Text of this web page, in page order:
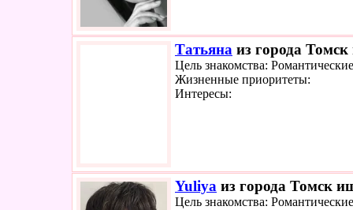
Татьяна из города
Цель знакомства:
Жизненные приоритеты:
Интересы:
Yuliya из города Томск
Цель знакомства: